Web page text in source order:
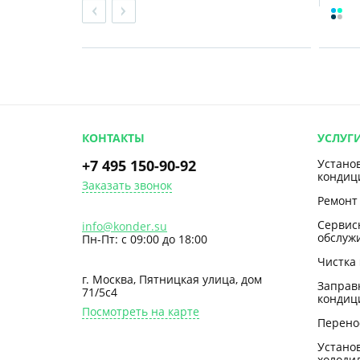
КОНТАКТЫ
+7 495 150-90-92
Заказать звонок
info@konder.su
Пн-Пт: с 09:00 до 18:00
г. Москва, Пятницкая улица, дом
71/5с4
Посмотреть на карте